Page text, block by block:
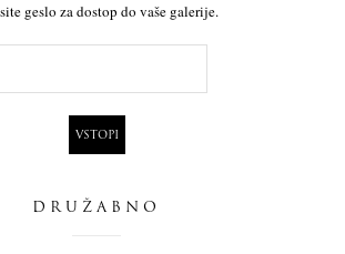
geslo za dostop do vaše galerije.
DRUŽABNO